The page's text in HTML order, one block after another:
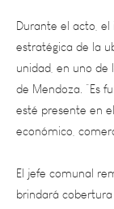
estratégica de
unidad, en uno
de Mendoza.
esté presente
económico,
El jefe comunal
brindará
el Este. Va a